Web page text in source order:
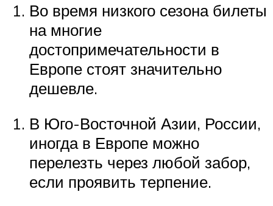
Во время низкого сезона билеты
на многие
достопримечательности в
Европе стоят значительно
дешевле.
В Юго-Восточной Азии, России,
иногда в Европе можно
перелезть через любой забор,
если проявить терпение.